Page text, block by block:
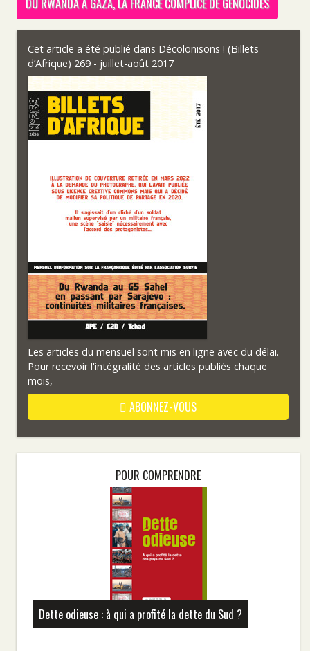
DU RWANDA À GAZA, LA FRANCE COMPLICE DE GÉNOCIDES
Cet article a été publié dans Décolonisons ! (Billets
d’Afrique) 269 - juillet-août 2017
Les articles du mensuel sont mis en ligne avec du délai.
Pour recevoir l'intégralité des articles publiés chaque
mois,
ABONNEZ-VOUS
POUR COMPRENDRE
Dette odieuse : à qui a profité la dette du Sud ?